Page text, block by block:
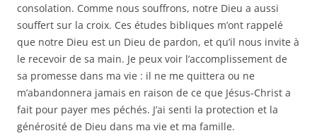
consolation. Comme nous souffrons, notre Dieu a aussi
souffert sur la croix. Ces études bibliques m’ont rappelé
que notre Dieu est un Dieu de pardon, et qu’il nous invite à
le recevoir de sa main. Je peux voir l’accomplissement de
sa promesse dans ma vie : il ne me quittera ou ne
m’abandonnera jamais en raison de ce que Jésus-Christ a
fait pour payer mes péchés. J’ai senti la protection et la
générosité de Dieu dans ma vie et ma famille.